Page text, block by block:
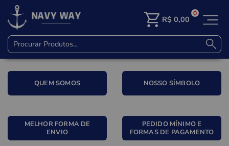
R$ 0,00
0
QUEM SOMOS NOSSO SÍMBOLO
MELHOR FORMA DE
ENVIO
PEDIDO MÍNIMO E
FORMAS DE PAGAMENTO